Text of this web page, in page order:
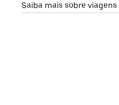
Saiba mais sobre